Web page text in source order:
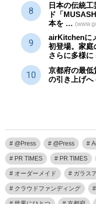
日本の伝統工
ド「
本を …
airKitchenに
初登場。家庭
さらに多様に
京都府の最低
の引き上げへ
@Press @Press
PR TIMES PR TIMES
オーダーメイド ガラス
クラウドファンディング